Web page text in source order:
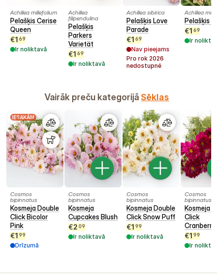
Achillea millefolium
Pelašķis Cerise
Queen
€1 69
Ir noliktavā
Achillea
filipendulina
Pelašķis
Parkers
Varietät
€1 69
Ir noliktavā
Achillea sibirica
Pelašķis Love
Parade
€1 69
Nav pieejams
Pro rok 2026
nedostupné
Achillea
Pelašķis
€1 69
Ir
Vairāk preču kategorijāSēklas
IESAKĀM
Cosmos
bipinnatus
Kosmeja Double
Click Bicolor
Pink
€1 99
Drīzumā
Cosmos
bipinnatus
Kosmeja
Cupcakes Blush
€2 09
Ir noliktavā
Cosmos
bipinnatus
Kosmeja Double
Click Snow Puff
€1 99
Ir noliktavā
Cosmos
bipinnatus
Kosmeja
Click
€1 99
Ir